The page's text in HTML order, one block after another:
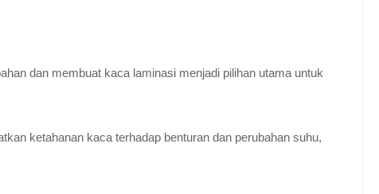
dan membuat kaca laminasi menjadi pilihan utama untuk
ketahanan kaca terhadap benturan dan perubahan suhu,